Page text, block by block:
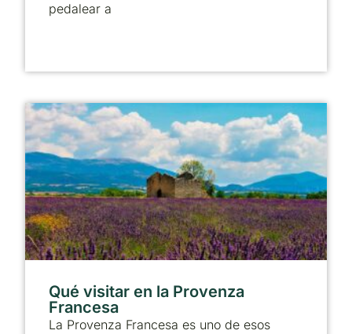
pedalear a
Qué visitar en la Provenza
Francesa
La Provenza Francesa es uno de esos